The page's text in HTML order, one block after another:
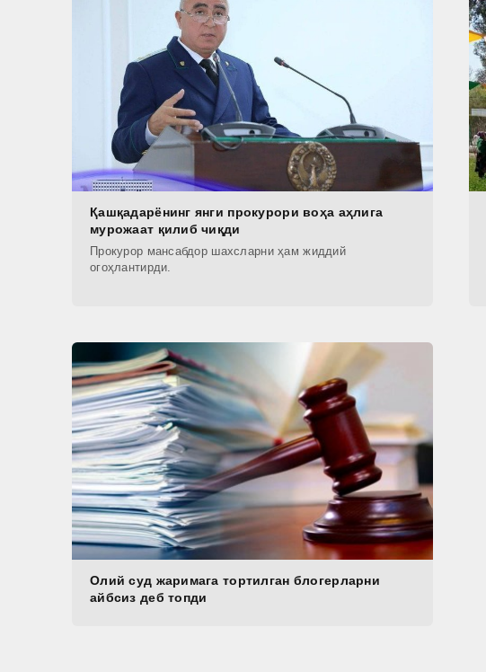
Қашқадарёнинг янги прокурори воҳа аҳлига
мурожаат қилиб чиқди
Прокурор мансабдор шахсларни ҳам жиддий
огоҳлантирди.
Олий суд жаримага тортилган блогерларни
айбсиз деб топди